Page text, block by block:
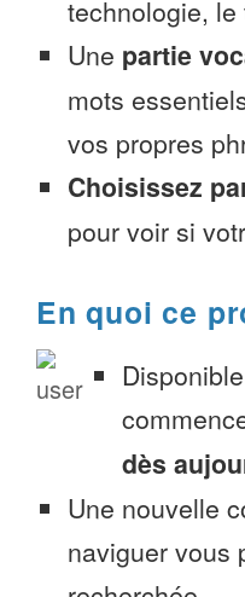
technologie,
Une partie
mots
vos propres
Choisissez
pour voir si
En quoi ce
dès
Une nouvelle
naviguer vous